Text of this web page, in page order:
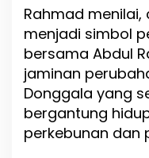
Rahmad
menjadi simbol
bersama Abdul
jaminan
Donggala yang
bergantung
perkebunan dan